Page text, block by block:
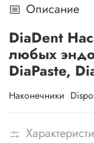
Описание
DiaDent
любых
DiaPaste,
Наконечники